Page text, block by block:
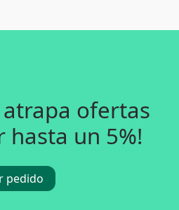
atrapa ofertas
un 5%!
pedido